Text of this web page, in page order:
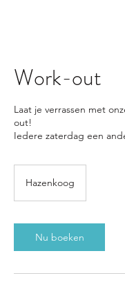
Work-out
Laat je verrassen met
out!
Iedere zaterdag een
Hazenkoog
Nu boeken